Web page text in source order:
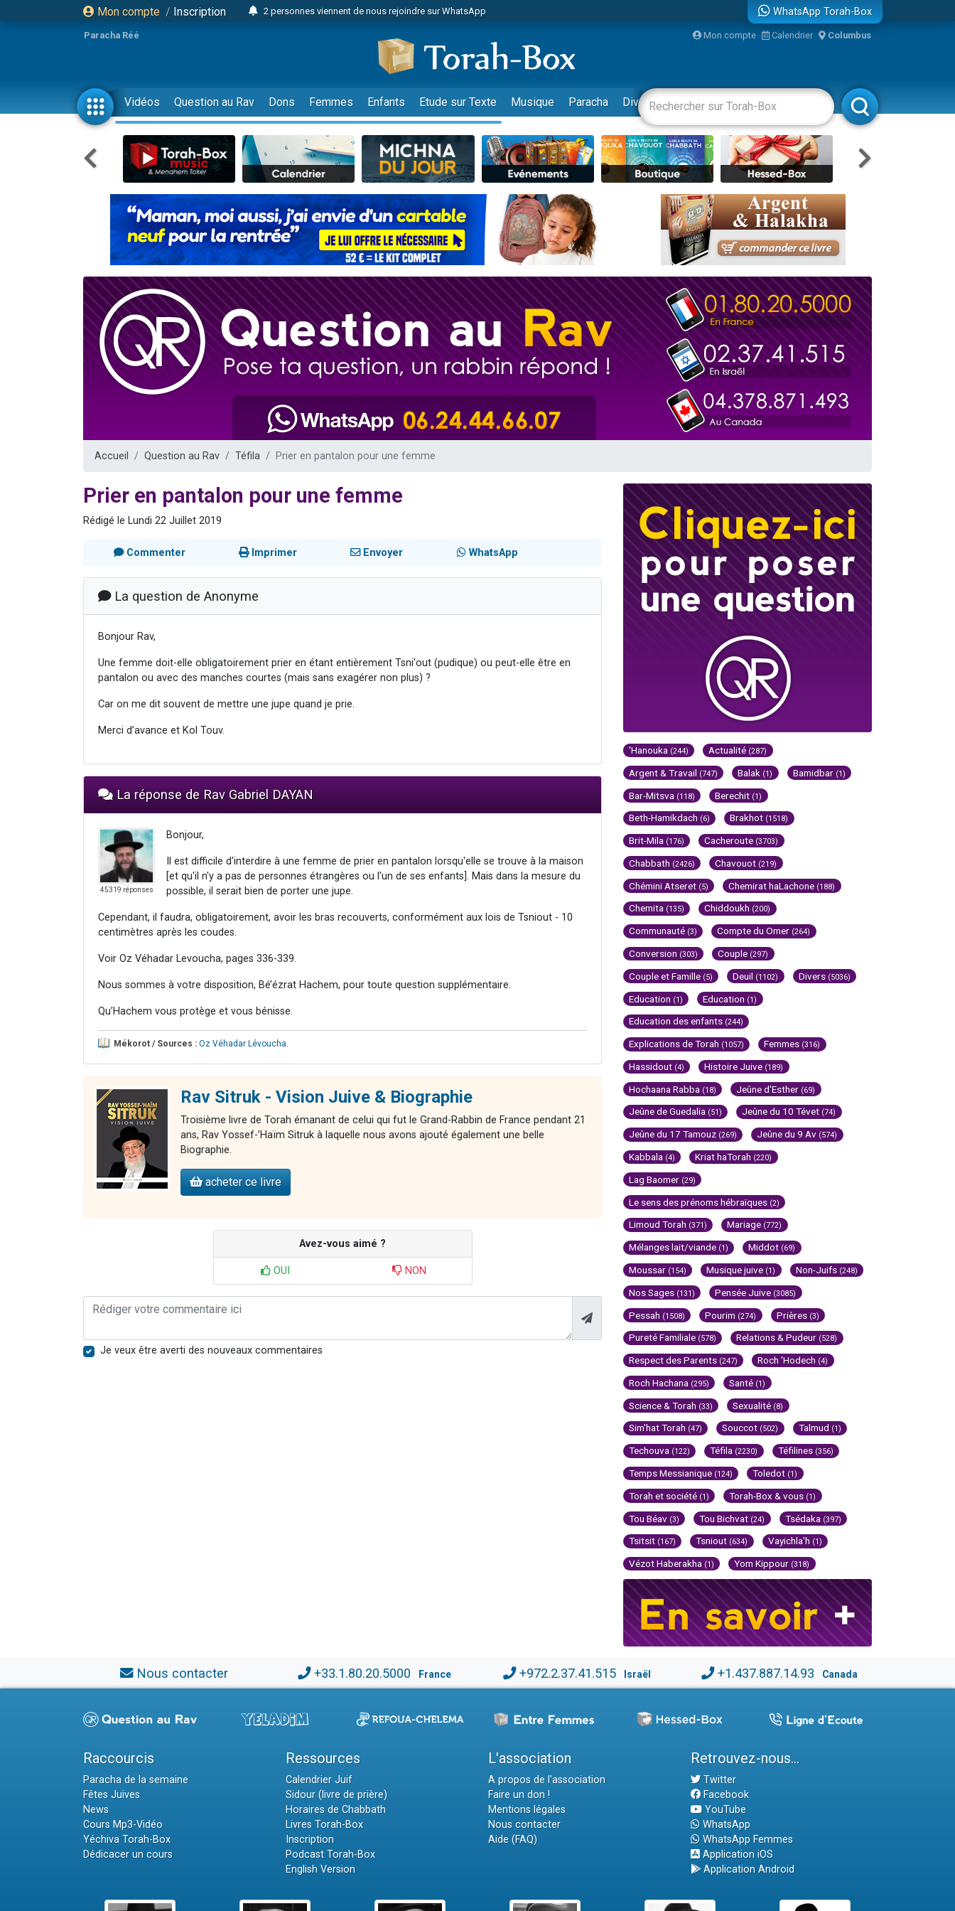
Mon compte / Inscription
2 personnes viennent de nous rejoindre sur WhatsApp
12 nouvelles musiques dans Torah-Box Music
30 personnes viennent de faire un don pour Sauvez la jambe de Yohan
Il reste 49 places pour étudier en groupe sur Zoom
3 personnes viennent de nous rejoindre sur WhatsApp
2 personnes viennent de nous rejoindre sur WhatsApp
3 personnes viennent de nous rejoindre sur WhatsApp
2 nouvelles musiques dans Torah-Box Music
8 personnes viennent de faire un don pour Tsédaka : pauvres d'Israel
Nouvelle émission radio : Visions de grandeur n°104 : Le Chabbath et le Birkat Hamazone à travers le temps
61 personnes viennent de demander une bénédiction
Il reste 49 places pour étudier en groupe sur Zoom
Ariel vient de donner son Maasser
Nathaniel vient de donner son Maasser
6 personnes viennent de faire un don pour 5 enfants déjà orphelins risquent de perdre leur maman
10 personnes viennent de demander une bénédiction
Il reste 49 places pour étudier en groupe sur Zoom
3 personnes viennent de faire un don pour Diane, 80 ans, dans un appartement insalubre
WhatsApp Torah-Box
Paracha Réé Mon compte Calendrier Columbus
Vidéos Question au Rav Dons Femmes Enfants Etude sur Texte Musique Paracha Divertissements Livres Rabbanim
Accueil Question au Rav Téfila Prier en pantalon pour une femme
Prier en pantalon pour une femme
Rédigé le Lundi 22 Juillet 2019
Commenter Imprimer Envoyer WhatsApp
La question de Anonyme
Bonjour Rav,
Une femme doit-elle obligatoirement prier en étant entièrement Tsni'out (pudique) ou peut-elle être en
pantalon ou avec des manches courtes (mais sans exagérer non plus) ?
Car on me dit souvent de mettre une jupe quand je prie.
Merci d’avance et Kol Touv.
La réponse de Rav Gabriel DAYAN
45319 réponses
Bonjour,
Il est difficile d'interdire à une femme de prier en pantalon lorsqu'elle se trouve à la maison
[et qu'il n'y a pas de personnes étrangères ou l'un de ses enfants]. Mais dans la mesure du
possible, il serait bien de porter une jupe.
Cependant, il faudra, obligatoirement, avoir les bras recouverts, conformément aux lois de Tsniout - 10
centimètres après les coudes.
Voir Oz Véhadar Levoucha, pages 336-339.
Nous sommes à votre disposition, Bé’ézrat Hachem, pour toute question supplémentaire.
Qu’Hachem vous protège et vous bénisse.
Mékorot / Sources : Oz Véhadar Lévoucha
Rav Sitruk - Vision Juive & Biographie
Troisième livre de Torah émanant de celui qui fut le Grand-Rabbin de France pendant 21
ans, Rav Yossef-’Haïm Sitruk à laquelle nous avons ajouté également une belle
Biographie.
acheter ce livre
Avez-vous aimé ?
OUI NON
Je veux être averti des nouveaux commentaires
'Hanouka (244) Actualité (287)
Argent & Travail (747) Balak (1) Bamidbar (1)
Bar-Mitsva (118) Berechit (1)
Beth-Hamikdach (6) Brakhot (1518)
Brit-Mila (176) Cacheroute (3703)
Chabbath (2426) Chavouot (219)
Chémini Atseret (5) Chemirat haLachone (188)
Chemita (135) Chiddoukh (200)
Communauté (3) Compte du Omer (264)
Conversion (303) Couple (297)
Couple et Famille (5) Deuil (1102) Divers (5036)
Education (1) Education (1)
Education des enfants (244)
Explications de Torah (1057) Femmes (316)
Hassidout (4) Histoire Juive (189)
Hochaana Rabba (18) Jeûne d'Esther (69)
Jeûne de Guedalia (51) Jeûne du 10 Tévet (74)
Jeûne du 17 Tamouz (269) Jeûne du 9 Av (574)
Kabbala (4) Kriat haTorah (220)
Lag Baomer (29)
Le sens des prénoms hébraïques (2)
Limoud Torah (371) Mariage (772)
Mélanges lait/viande (1) Middot (69)
Moussar (154) Musique juive (1) Non-Juifs (248)
Nos Sages (131) Pensée Juive (3085)
Pessah (1508) Pourim (274) Prières (3)
Pureté Familiale (578) Relations & Pudeur (528)
Respect des Parents (247) Roch 'Hodech (4)
Roch Hachana (295) Santé (1)
Science & Torah (33) Sexualité (8)
Sim'hat Torah (47) Souccot (502) Talmud (1)
Techouva (122) Téfila (2230) Téfilines (356)
Temps Messianique (124) Toledot (1)
Torah et société (1) Torah-Box & vous (1)
Tou Béav (3) Tou Bichvat (24) Tsédaka (397)
Tsitsit (167) Tsniout (634) Vayichla'h (1)
Vézot Haberakha (1) Yom Kippour (318)
Nous contacter +33.1.80.20.5000 France +972.2.37.41.515 Israël +1.437.887.14.93 Canada
Raccourcis
Paracha de la semaine
Fêtes Juives
News
Cours Mp3-Vidéo
Yéchiva Torah-Box
Dédicacer un cours
Ressources
Calendrier Juif
Sidour (livre de prière)
Horaires de Chabbath
Livres Torah-Box
Inscription
Podcast Torah-Box
English Version
L'association
A propos de l'association
Faire un don !
Mentions légales
Nous contacter
Aide (FAQ)
Retrouvez-nous...
Twitter
Facebook
YouTube
WhatsApp
WhatsApp Femmes
Application iOS
Application Android